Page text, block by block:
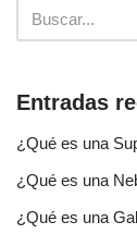
Entradas
¿Qué es una
¿Qué es una
¿Qué es una